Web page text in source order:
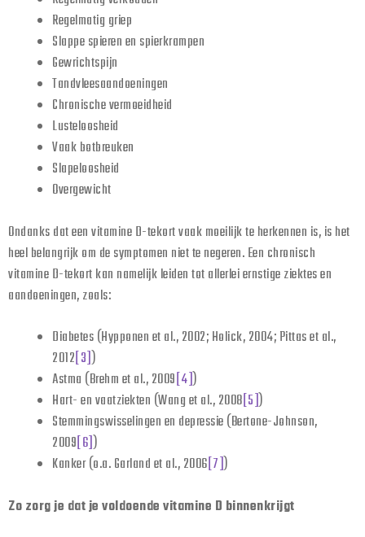
Regelmatig griep
Slappe spieren en spierkrampen
Gewrichtspijn
Tandvleesaandoeningen
Chronische vermoeidheid
Lusteloosheid
Vaak botbreuken
Slapeloosheid
Overgewicht
Ondanks dat een vitamine D-tekort vaak moeilijk te herkennen is, is het
heel belangrijk om de symptomen niet te negeren. Een chronisch
vitamine D-tekort kan namelijk leiden tot allerlei ernstige ziektes en
aandoeningen, zoals:
Diabetes (Hypponen et al., 2002; Holick, 2004; Pittas et al.,
2012[3])
Astma (Brehm et al., 2009[4])
Hart- en vaatziekten (Wang et al., 2008[5])
Stemmingswisselingen en depressie (Bertone-Johnson,
2009[6])
Kanker (o.a. Garland et al., 2006[7])
Zo zorg je dat je voldoende vitamine D binnenkrijgt